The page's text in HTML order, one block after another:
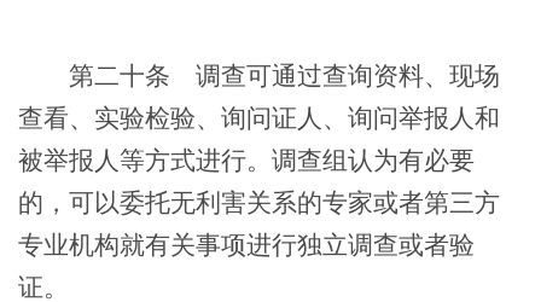
第二十条 调查可通过查询资料、现场
查看、实验检验、询问证人、询问举报人和
被举报人等方式进行。调查组认为有必要
的，可以委托无利害关系的专家或者第三方
专业机构就有关事项进行独立调查或者验
证。